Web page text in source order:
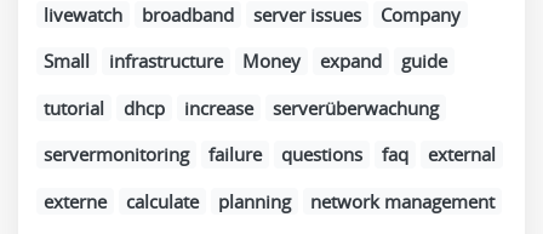
livewatch
broadband server issues
Company
Small
infrastructure Money expand
guide
tutorial
dhcp increase
serverüberwachung
servermonitoring
failure questions faq
external
externe
calculate planning
network management